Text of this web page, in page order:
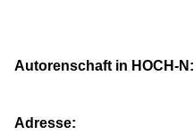
Autorenschaft in HOCH-N:
Adresse: